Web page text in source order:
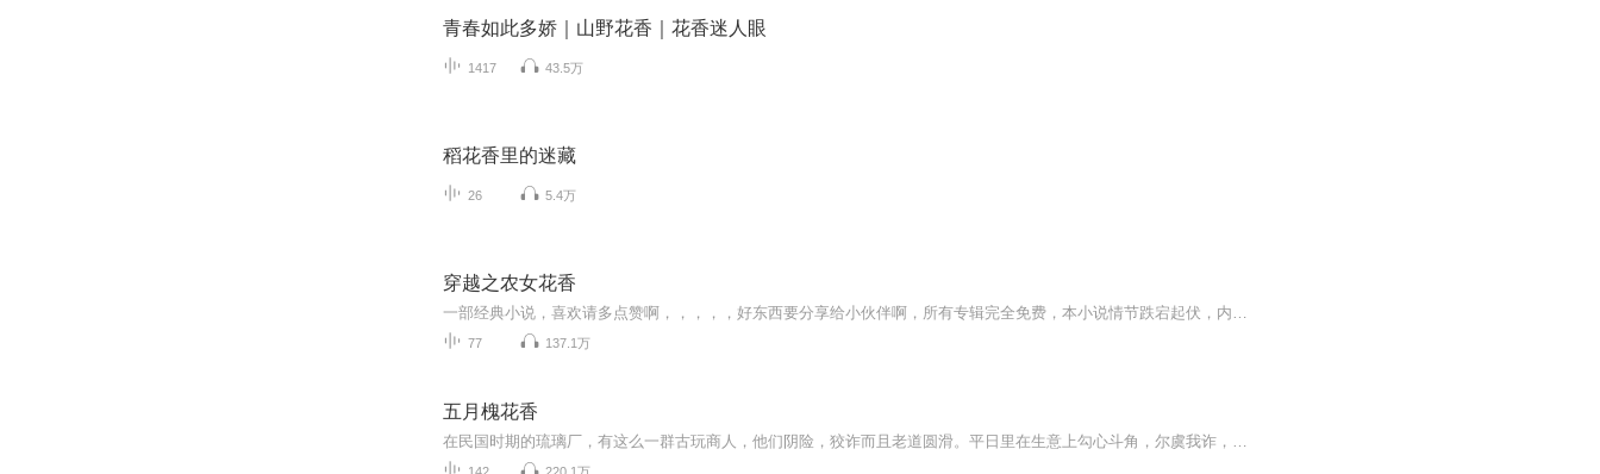
青春如此多娇｜山野花香｜花香迷人眼
1417 43.5万
稻花香里的迷藏
26 5.4万
穿越之农女花香
一部经典小说，喜欢请多点赞啊，，，，，好东西要分享给小伙伴啊，所有专辑完全免费，本小说情节跌宕起伏，内容紧扣发展脉搏。。绝对震撼你的耳膜，，，，还等什么，赶快来吧，记住点赞分享啊，分享点赞。。。。 一部经典小说，喜欢请多点赞啊，，，，，好东西要分享给小伙伴啊，所有专辑完全免费，本小说情节跌宕起伏，内容紧扣发展脉搏。。绝对震撼你的耳膜，，，，还等什么，赶快来吧，记住点赞分享啊，分享点赞。。。。
77 137.1万
五月槐花香
在民国时期的琉璃厂，有这么一群古玩商人，他们阴险，狡诈而且老道圆滑。平日里在生意上勾心斗角，尔虞我诈，但在民族大义面前却也有着凛然正气。